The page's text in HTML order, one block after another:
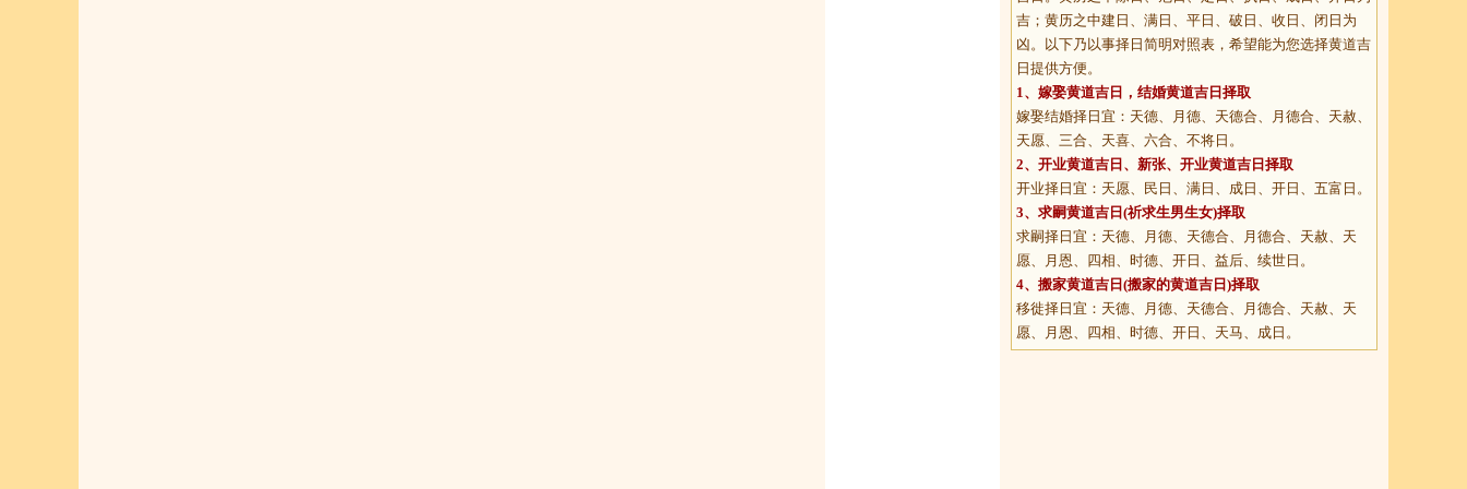
吉；黄历之中建日、满日、平日、破日、收日、闭日为
凶。以下乃以事择日简明对照表，希望能为您选择黄道吉
日提供方便。
1、 嫁娶黄道吉日 ，结婚黄道吉日择取
嫁娶结婚择日宜：天德、月德、天德合、月德合、天赦、
天愿、三合、天喜、六合、不将日。
2、 开业黄道吉日 、新张、开业黄道吉日择取
开业择日宜：天愿、民日、满日、成日、开日、五富日。
3、 求嗣黄道吉日 (祈求生男生女)择取
求嗣择日宜：天德、月德、天德合、月德合、天赦、天
愿、月恩、四相、时德、开日、益后、续世日。
4、 搬家黄道吉日 (搬家的黄道吉日)择取
移徙择日宜：天德、月德、天德合、月德合、天赦、天
愿、月恩、四相、时德、开日、天马、成日。